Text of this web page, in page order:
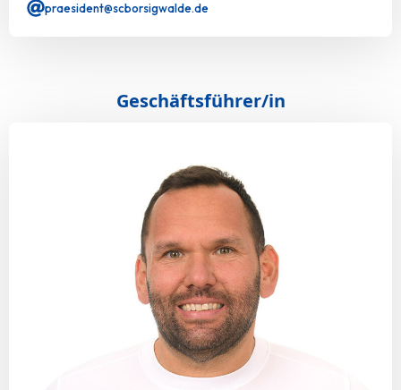
praesident@scborsigwalde.de
Geschäftsführer/in